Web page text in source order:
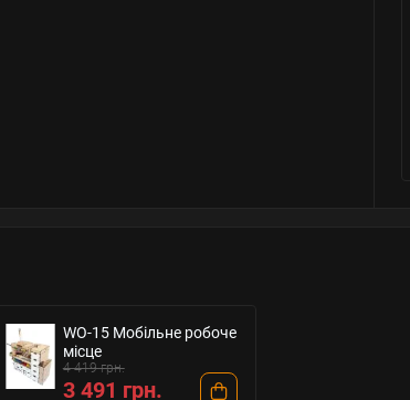
WO-15 Мобільне робоче
місце
4 419 грн.
3 491 грн.